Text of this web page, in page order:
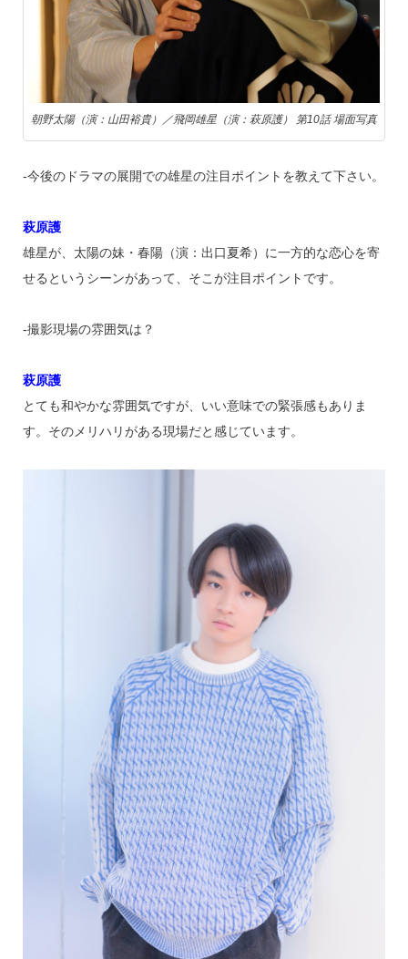
朝野太陽（演：山田裕貴）／飛岡雄星（演：萩原護） 第10話 場面写真
‐今後のドラマの展開での雄星の注目ポイントを教えて下さい。
萩原護
雄星が、太陽の妹・春陽（演：出口夏希）に一方的な恋心を寄
せるというシーンがあって、そこが注目ポイントです。
‐撮影現場の雰囲気は？
萩原護
とても和やかな雰囲気ですが、いい意味での緊張感もありま
す。そのメリハリがある現場だと感じています。